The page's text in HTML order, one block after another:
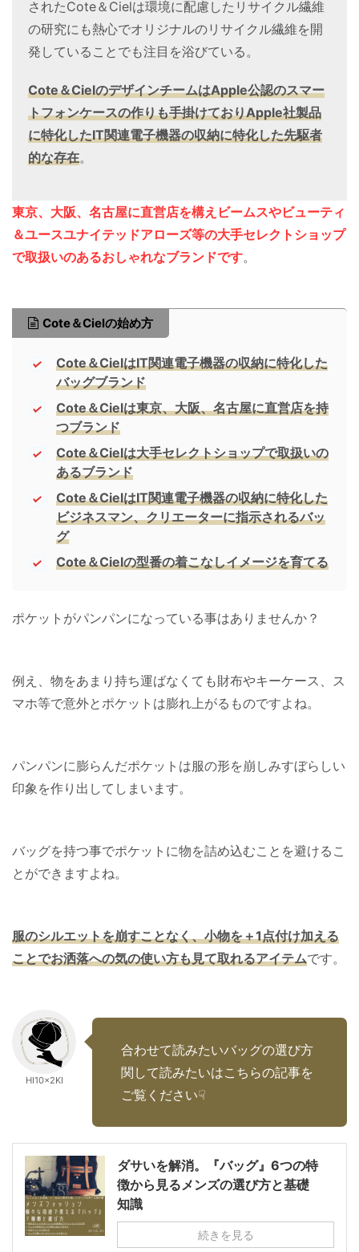
されたCote＆Cielは環境に配慮したリサイクル繊維
の研究にも熱心でオリジナルのリサイクル繊維を開
発していることでも注目を浴びている。
Cote＆CielのデザインチームはApple公認のスマー
トフォンケースの作りも手掛けておりApple社製品
に特化したIT関連電子機器の収納に特化した先駆者
的な存在。
東京、大阪、名古屋に直営店を構えビームスやビューティ
＆ユースユナイテッドアローズ等の大手セレクトショップ
で取扱いのあるおしゃれなブランドです。
Cote＆Cielの始め方
Cote＆CielはIT関連電子機器の収納に特化した
バッグブランド
Cote＆Cielは東京、大阪、名古屋に直営店を持
つブランド
Cote＆Cielは大手セレクトショップで取扱いの
あるブランド
Cote＆CielはIT関連電子機器の収納に特化した
ビジネスマン、クリエーターに指示されるバッ
グ
Cote＆Cielの型番の着こなしイメージを育てる
ポケットがパンパンになっている事はありませんか？
例え、物をあまり持ち運ばなくても財布やキーケース、ス
マホ等で意外とポケットは膨れ上がるものですよね。
パンパンに膨らんだポケットは服の形を崩しみすぼらしい
印象を作り出してしまいます。
バッグを持つ事でポケットに物を詰め込むことを避けるこ
とができますよね。
服のシルエットを崩すことなく、小物を＋1点付け加える
ことでお洒落への気の使い方も見て取れるアイテムです。
HI10×2KI
合わせて読みたいバッグの選び方
関して読みたいはこちらの記事を
ご覧ください☟
ダサいを解消。『バッグ』6つの特
徴から見るメンズの選び方と基礎
知識
続きを見る